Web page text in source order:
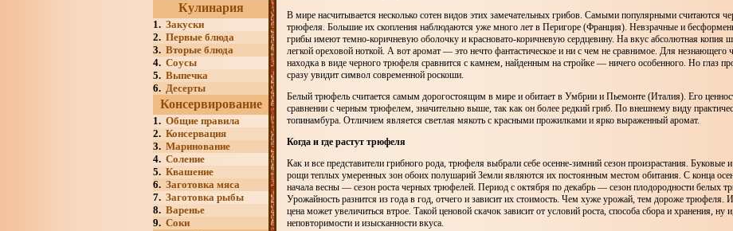
Кулинария
1. Закуски
2. Первые блюда
3. Вторые блюда
4. Соусы
5. Выпечка
6. Десерты
Консервирование
1. Общие правила
2. Консервация
3. Маринование
4. Соление
5. Квашение
6. Заготовка мяса
7. Заготовка рыбы
8. Варенье
9. Соки
В мире насчитывается несколько сотен видов этих замечательных грибов. Самыми популярными считаются
трюфеля. Большие их скопления наблюдаются уже много лет в Перигоре (Франция). Невзрачные и
грибы имеют темно-коричневую оболочку и красновато-коричневую сердцевину. На вкус абсолютная копия
легкой ореховой ноткой. А вот аромат — это нечто фантастическое и ни с чем не сравнимое. Для незнающего
находка в виде черного трюфеля сравнится с камнем, найденным на стройке — ничего особенного. Но глаз
сразу увидит символ современной роскоши.
Белый трюфель считается самым дорогостоящим в мире и обитает в Умбрии и Пьемонте (Италия). Его
сравнении с черным трюфелем, значительно выше, так как он более редкий гриб. По внешнему виду
топинамбура. Отличием является светлая мякоть с красными прожилками и ярко выраженный аромат.
Когда и где растут трюфеля
Как и все представители грибного рода, трюфеля выбрали себе осенне-зимний сезон произрастания. Буковые
рощи теплых умеренных зон обоих полушарий Земли являются их постоянным местом обитания. С конца
начала весны — сезон роста черных трюфелей. Период с октября по декабрь — сезон плодородности белых
Урожайность разнится из года в год, отчего и зависит их стоимость. Чем хуже урожай, тем дороже трюфеля.
цена может увеличиться втрое. Такой ценовой скачок зависит от условий роста, способа сбора и хранения, ну
неповторимости и изысканности вкуса.